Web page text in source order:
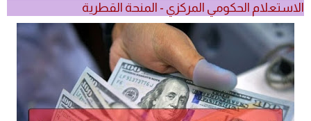
الاستعلام الحكومي المركزي - المنحة القطرية